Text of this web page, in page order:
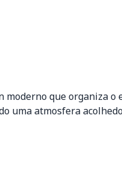
que organiza o
uma atmosfera